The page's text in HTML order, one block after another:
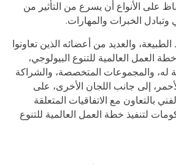
على الأنواع أن يسرع من التأثير من
وتبادل الخبرات والمهارات.
والعديد من أعضائه الذين تعاونوا
العمل العالمية للتنوع البيولوجي،
له، والمجموعات المتخصصة، والشراكة
إلى جانب اللجان الأخرى، على
بالتعاون مع الاتفاقيات المتعلقة
لتنفيذ خطة العمل العالمية للتنوع